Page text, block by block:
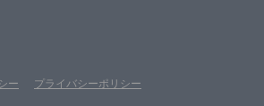
ー プライバシーポリシー